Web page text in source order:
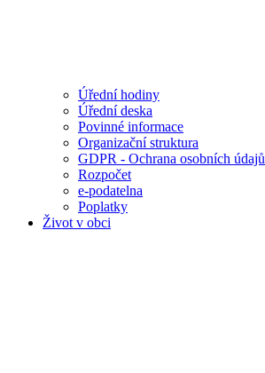
Úřední hodiny
Úřední deska
Povinné informace
Organizační struktura
GDPR - Ochrana osobních údajů
Rozpočet
e-podatelna
Poplatky
Život v obci